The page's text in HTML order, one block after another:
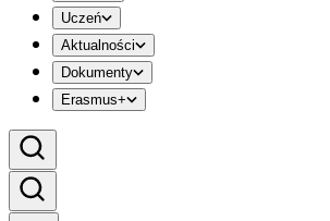
Uczeń
Aktualności
Dokumenty
Erasmus+